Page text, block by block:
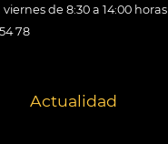
de 8:30 a 14:00 horas
78
Actualidad